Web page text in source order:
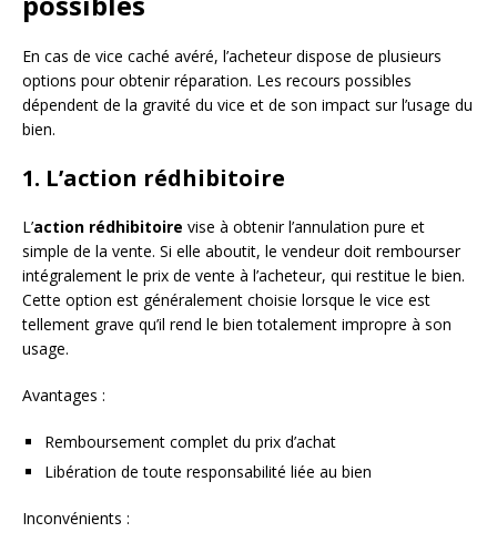
En cas de vice caché avéré, l’acheteur dispose de plusieurs
options pour obtenir réparation. Les recours possibles
dépendent de la gravité du vice et de son impact sur l’usage du
bien.
1. L’action rédhibitoire
L’action rédhibitoire vise à obtenir l’annulation pure et
simple de la vente. Si elle aboutit, le vendeur doit rembourser
intégralement le prix de vente à l’acheteur, qui restitue le bien.
Cette option est généralement choisie lorsque le vice est
tellement grave qu’il rend le bien totalement impropre à son
usage.
Avantages :
Remboursement complet du prix d’achat
Libération de toute responsabilité liée au bien
Inconvénients :